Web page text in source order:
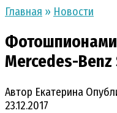
Главная » Новости
Mercedes-
Автор Екатерина
23.12.2017